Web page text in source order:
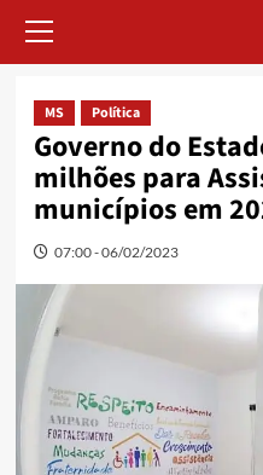
Menu
MS Política
Governo do
milhões para
municípios em
07:00 - 06/02/2023